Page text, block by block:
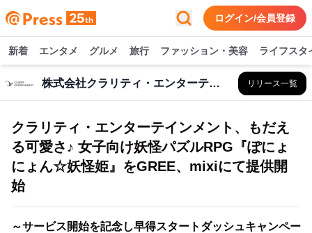
ログイン/会員登録
新着 エンタメ グルメ 旅行 ファッション・美容 ライフスタ
株式会社クラリティ・エンターテインメント リリース一覧
クラリティ・エンターテインメント、もだえ
る可愛さ♪ 女子向け妖怪パズルRPG『ぽにょ
にょん☆妖怪姫』をGREE、mixiにて提供開
始
～サービス開始を記念し早得スタートダッシュキャンペー